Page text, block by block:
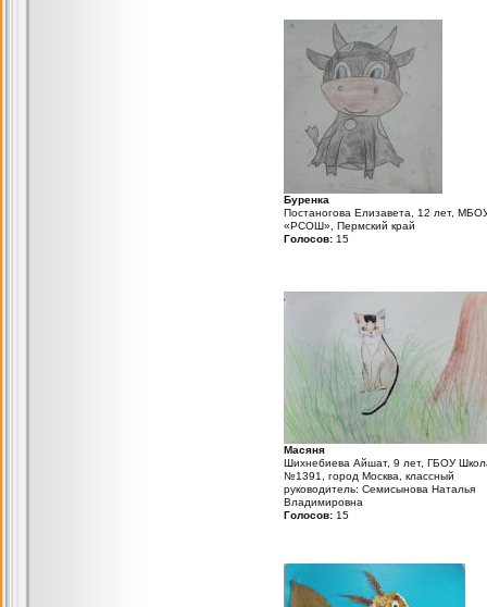
Буренка
Постаногова Елизавета, 12 лет,
«РСОШ», Пермский край
Голосов: 15
Масяня
Шихнебиева Айшат, 9 лет, ГБОУ
№1391, город Москва, классный
руководитель: Семисынова Наталья
Владимировна
Голосов: 15